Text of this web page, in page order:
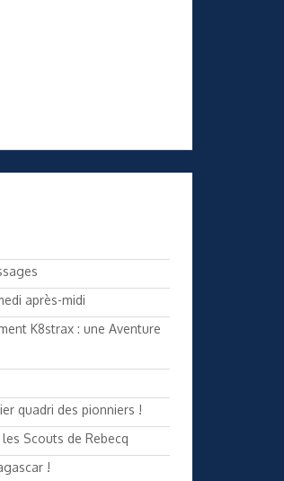
après-midi
K8strax : une Aventure
quadri des pionniers !
Scouts de Rebecq
!